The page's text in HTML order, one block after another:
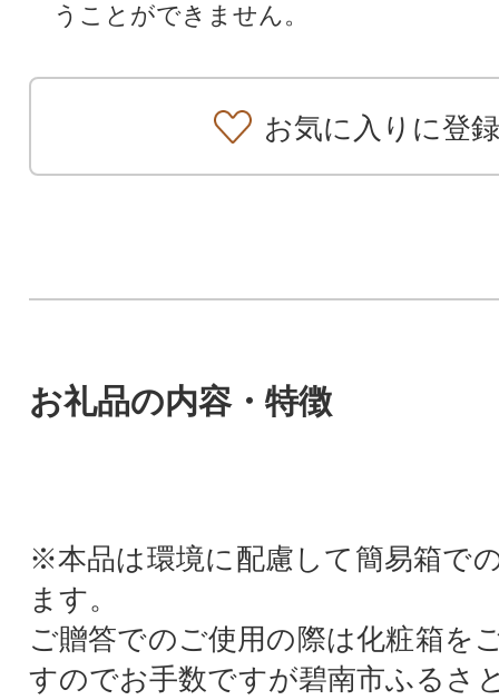
うことができません。
お気に入りに登録
お礼品の内容・特徴
※本品は環境に配慮して簡易箱で
ます。
ご贈答でのご使用の際は化粧箱を
すのでお手数ですが碧南市ふるさ